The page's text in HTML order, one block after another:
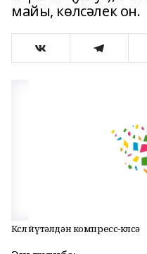
майы, көлсәлек он.
Көслө йүтәлдән компресс-көлсә